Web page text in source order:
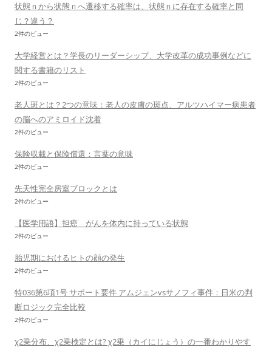
状態ｎから状態ｎへ遷移する確率は、状態ｎに存在する確率と同
じ？違う？
2件のビュー
大学経営とは？学長のリーダーシップ、大学改革の成功事例などに
関する書籍のリスト
2件のビュー
老人斑とは？2つの意味：老人の皮膚の斑点、アルツハイマー病患者
の脳へのアミロイド沈着
2件のビュー
保険収載と保険償還：言葉の意味
2件のビュー
先天性完全房室ブロックとは
2件のビュー
【医学用語】担癌 がんを体内に持っている状態
2件のビュー
胎児期におけるヒトの顔の発生
2件のビュー
特036第6項1号 サポート要件 アムジェンvsサノフィ事件：日米の判
断ロジック完全比較
2件のビュー
χ2乗分布、χ2乗検定とは? χ2乗（カイにじょう）の一番わかりやす